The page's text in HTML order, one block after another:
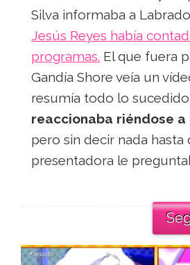
Silva informaba a
Jesús Reyes había
programas. El que fuera
Gandía Shore veía un
resumía todo lo
reaccionaba riéndose
pero sin decir nada hasta
presentadora le